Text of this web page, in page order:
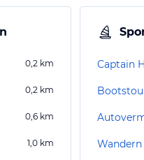
0,2 km
0,2 km
0,6 km
1,0 km
Captain